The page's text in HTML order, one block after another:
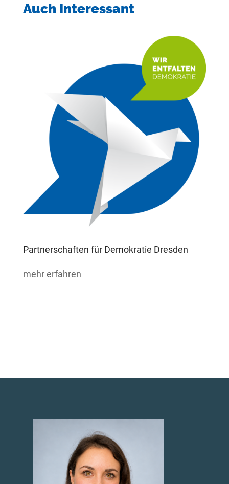
Auch Interessant
Partnerschaften für Demokratie Dresden
mehr erfahren